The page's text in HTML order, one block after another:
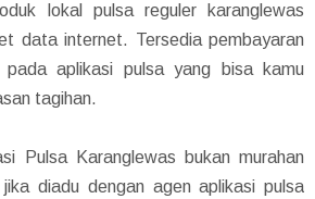
lokal pulsa reguler karanglewas
data internet. Tersedia pembayaran
pada aplikasi pulsa yang bisa kamu
tagihan.
Pulsa Karanglewas bukan murahan
diadu dengan agen aplikasi pulsa